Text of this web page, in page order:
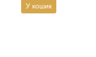
У кошик